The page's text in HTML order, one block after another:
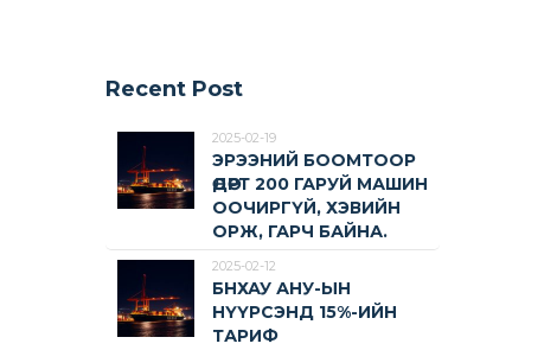
Recent Post
2025-02-19
ЭРЭЭНИЙ БООМТООР
ӨДӨРТ 200 ГАРУЙ МАШИН
ООЧИРГҮЙ, ХЭВИЙН
ОРЖ, ГАРЧ БАЙНА.
2025-02-12
БНХАУ АНУ-ЫН
НҮҮРСЭНД 15%-ИЙН
ТАРИФ